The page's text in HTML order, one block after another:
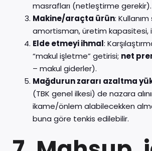
masrafları (netleştirme gerekir).
Makine/araçta ürün:
amortisman, üretim kapasitesi,
Elde etmeyi ihmal:
“makul işletme” getirisi; net
– makul giderler).
Mağdurun zararı azaltma
(TBK genel ilkesi) de nazara
ikame/önlem alabilecekken
buna göre tenkis edilebilir.